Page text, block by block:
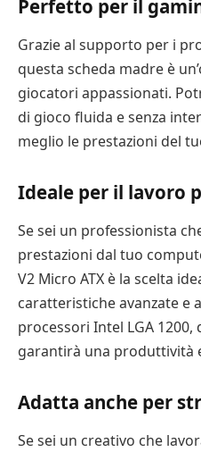
Perfetto per il
Grazie al supporto per i
questa scheda madre è
giocatori appassionati.
di gioco fluida e senza
meglio le prestazioni del
Ideale per il lavoro
Se sei un professionista
prestazioni dal tuo
V2 Micro ATX è la scelta
caratteristiche avanzate e
processori Intel LGA
garantirà una produttività
Adatta anche per
Se sei un creativo che